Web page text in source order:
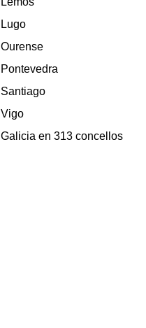
Lugo
Ourense
Pontevedra
Santiago
Vigo
Galicia en 313 concellos